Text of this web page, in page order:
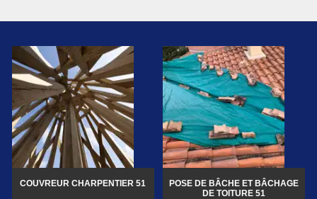
COUVREUR CHARPENTIER 51
POSE DE BÂCHE ET BÂCHAGE
DE TOITURE 51